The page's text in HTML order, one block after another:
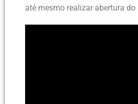
até mesmo realizar abertura do